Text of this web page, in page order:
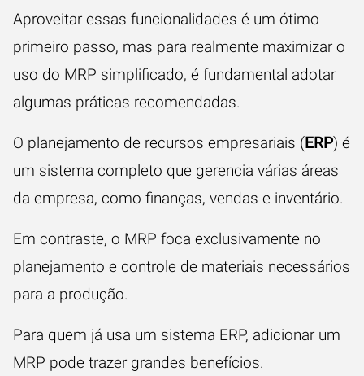
Aproveitar essas funcionalidades é um ótimo
primeiro passo, mas para realmente maximizar o
uso do MRP simplificado, é fundamental adotar
algumas práticas recomendadas.
O planejamento de recursos empresariais (ERP) é
um sistema completo que gerencia várias áreas
da empresa, como finanças, vendas e inventário.
Em contraste, o MRP foca exclusivamente no
planejamento e controle de materiais necessários
para a produção.
Para quem já usa um sistema ERP, adicionar um
MRP pode trazer grandes benefícios.